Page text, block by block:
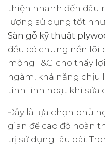
thiện nhanh đến đâu
lượng sử dụng tốt
Sàn gỗ kỹ thuật
đều có chung nền lõi
mộng T&G cho thấy
ngàm, khả năng chịu
tính linh hoạt khi sửa
Đây là lựa chọn phù
gian đề cao độ hoàn
trị sử dụng lâu dài.